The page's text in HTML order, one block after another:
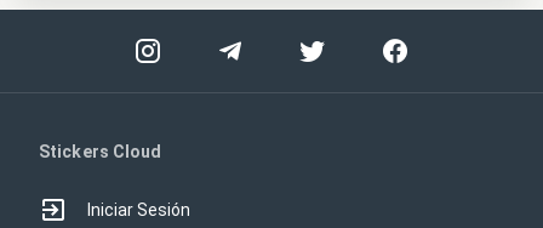
Stickers Cloud
Iniciar Sesión